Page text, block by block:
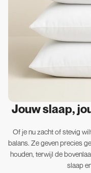
Jouw slaap,
Of je nu zacht of stevig
balans. Ze geven precies
houden, terwijl de
slaap